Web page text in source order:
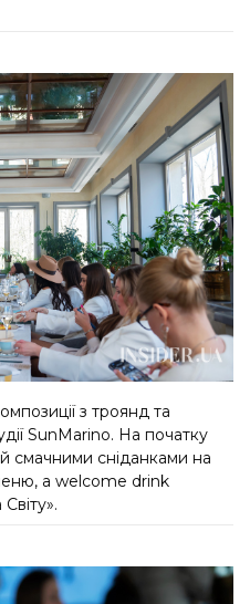
з троянд та
SunMarino. На початку
смачними сніданками на
а welcome drink